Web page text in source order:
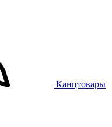
Канцтовары